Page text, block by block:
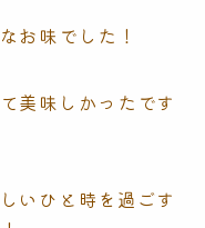
お味でした！
美味しかったです
いひと時を過ごす